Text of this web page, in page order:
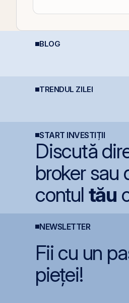
BLOG
Listarea Pachetelor
TRENDUL ZILEI
Lockheed Martin
România
START INVESTIȚII
Discută
broker sau
contul tău
NEWSLETTER
Fii cu un
pieței!